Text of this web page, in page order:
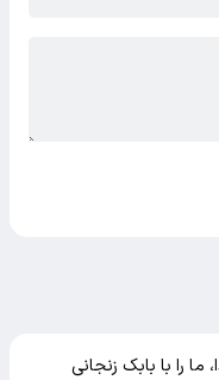
ما را با بابک زنجانی